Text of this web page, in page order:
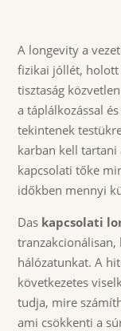
A longevity a
fizikai jóllét, holott
tisztaság
a táplálkozással
tekintenek
karban kell tartani
kapcsolati tőke
időkben mennyi
Das kapcsolati
hálózatunkat. A
következetes
tudja, mire
ami csökkenti a